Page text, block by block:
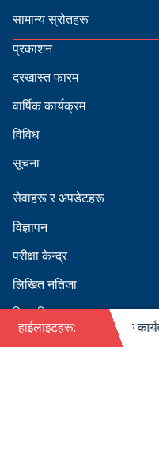
सामान्य स्रोतहरू
प्रकाशन
दरखास्त फारम
वार्षिक कार्यक्रम
विविध
सूचना
सेवाहरू र अपडेटहरू
विज्ञापन
परीक्षा केन्द्र
लिखित नतिजा
सिफारिस
हाईलाइटहरू:
पदपूर्ति सम्बन्धी वार्षिक